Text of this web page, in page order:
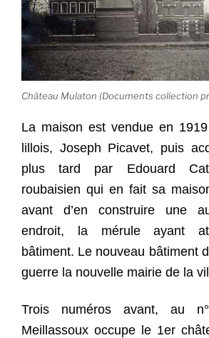
Château Mulaton (Documents collection
La maison est vendue en
lillois, Joseph Picavet, puis
plus tard par Edouard
roubaisien qui en fait sa
avant d’en construire une
endroit, la mérule ayant
bâtiment. Le nouveau bâtiment
guerre la nouvelle mairie de la
Trois numéros avant, au
Meillassoux occupe le 1er